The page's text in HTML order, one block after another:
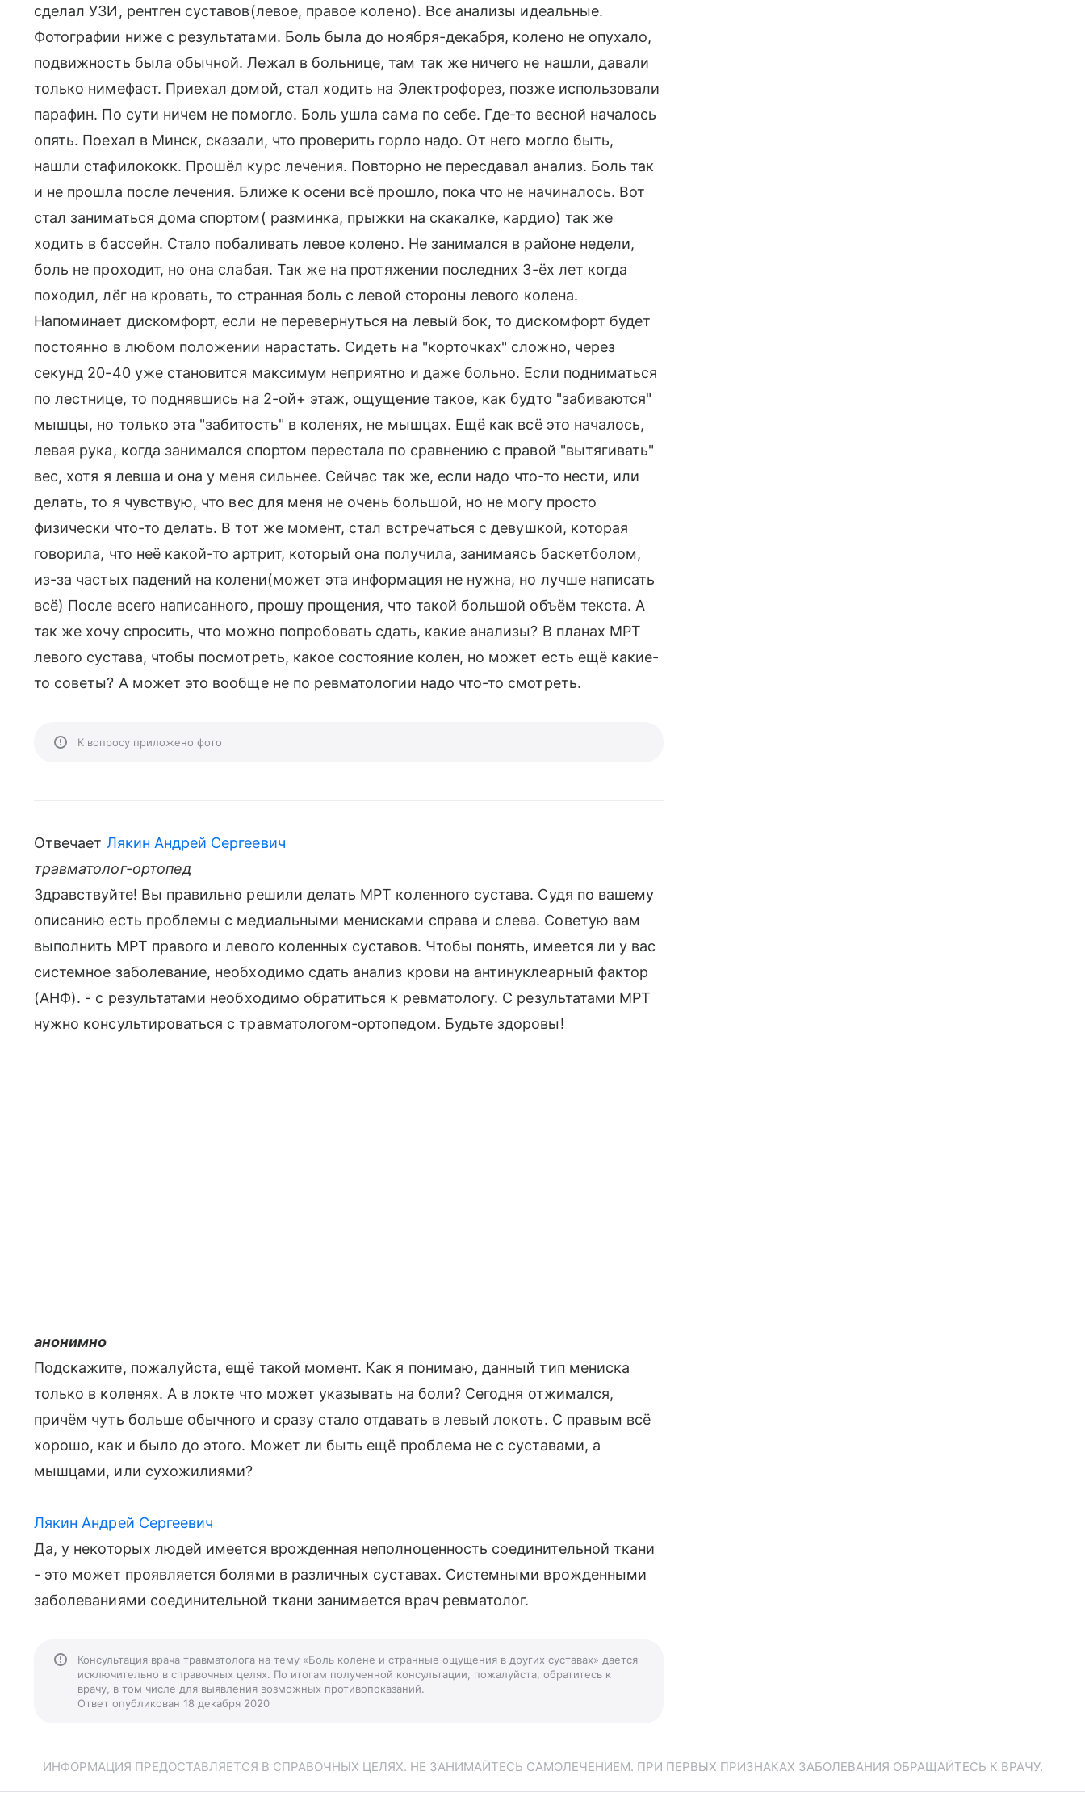
сделал УЗИ, рентген суставов(левое, правое колено). Все анализы идеальные.
Фотографии ниже с результатами. Боль была до ноября-декабря, колено не опухало,
подвижность была обычной. Лежал в больнице, там так же ничего не нашли, давали
только нимефаст. Приехал домой, стал ходить на Электрофорез, позже использовали
парафин. По сути ничем не помогло. Боль ушла сама по себе. Где-то весной началось
опять. Поехал в Минск, сказали, что проверить горло надо. От него могло быть,
нашли стафилококк. Прошёл курс лечения. Повторно не пересдавал анализ. Боль так
и не прошла после лечения. Ближе к осени всё прошло, пока что не начиналось. Вот
стал заниматься дома спортом( разминка, прыжки на скакалке, кардио) так же
ходить в бассейн. Стало побаливать левое колено. Не занимался в районе недели,
боль не проходит, но она слабая. Так же на протяжении последних 3-ёх лет когда
походил, лёг на кровать, то странная боль с левой стороны левого колена.
Напоминает дискомфорт, если не перевернуться на левый бок, то дискомфорт будет
постоянно в любом положении нарастать. Сидеть на "корточках" сложно, через
секунд 20-40 уже становится максимум неприятно и даже больно. Если подниматься
по лестнице, то поднявшись на 2-ой+ этаж, ощущение такое, как будто "забиваются"
мышцы, но только эта "забитость" в коленях, не мышцах. Ещё как всё это началось,
левая рука, когда занимался спортом перестала по сравнению с правой "вытягивать"
вес, хотя я левша и она у меня сильнее. Сейчас так же, если надо что-то нести, или
делать, то я чувствую, что вес для меня не очень большой, но не могу просто
физически что-то делать. В тот же момент, стал встречаться с девушкой, которая
говорила, что неё какой-то артрит, который она получила, занимаясь баскетболом,
из-за частых падений на колени(может эта информация не нужна, но лучше написать
всё) После всего написанного, прошу прощения, что такой большой объём текста. А
так же хочу спросить, что можно попробовать сдать, какие анализы? В планах МРТ
левого сустава, чтобы посмотреть, какое состояние колен, но может есть ещё какие-
то советы? А может это вообще не по ревматологии надо что-то смотреть.
К вопросу приложено фото
Отвечает Лякин Андрей Сергеевич
травматолог-ортопед
Здравствуйте! Вы правильно решили делать МРТ коленного сустава. Судя по вашему
описанию есть проблемы с медиальными менисками справа и слева. Советую вам
выполнить МРТ правого и левого коленных суставов. Чтобы понять, имеется ли у вас
системное заболевание, необходимо сдать анализ крови на антинуклеарный фактор
(АНФ). - с результатами необходимо обратиться к ревматологу. С результатами МРТ
нужно консультироваться с травматологом-ортопедом. Будьте здоровы!
анонимно
Подскажите, пожалуйста, ещё такой момент. Как я понимаю, данный тип мениска
только в коленях. А в локте что может указывать на боли? Сегодня отжимался,
причём чуть больше обычного и сразу стало отдавать в левый локоть. С правым всё
хорошо, как и было до этого. Может ли быть ещё проблема не с суставами, а
мышцами, или сухожилиями?
Лякин Андрей Сергеевич
Да, у некоторых людей имеется врожденная неполноценность соединительной ткани
- это может проявляется болями в различных суставах. Системными врожденными
заболеваниями соединительной ткани занимается врач ревматолог.
Консультация врача травматолога на тему «Боль колене и странные ощущения в других суставах» дается
исключительно в справочных целях. По итогам полученной консультации, пожалуйста, обратитесь к
врачу, в том числе для выявления возможных противопоказаний.
Ответ опубликован 18 декабря 2020
ИНФОРМАЦИЯ ПРЕДОСТАВЛЯЕТСЯ В СПРАВОЧНЫХ ЦЕЛЯХ. НЕ ЗАНИМАЙТЕСЬ САМОЛЕЧЕНИЕМ. ПРИ ПЕРВЫХ ПРИЗНАКАХ ЗАБОЛЕВАНИЯ ОБРАЩАЙТЕСЬ К ВРАЧУ.